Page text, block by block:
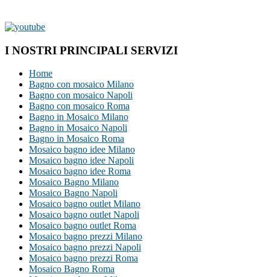
I NOSTRI PRINCIPALI SERVIZI
Home
Bagno con mosaico Milano
Bagno con mosaico Napoli
Bagno con mosaico Roma
Bagno in Mosaico Milano
Bagno in Mosaico Napoli
Bagno in Mosaico Roma
Mosaico bagno idee Milano
Mosaico bagno idee Napoli
Mosaico bagno idee Roma
Mosaico Bagno Milano
Mosaico Bagno Napoli
Mosaico bagno outlet Milano
Mosaico bagno outlet Napoli
Mosaico bagno outlet Roma
Mosaico bagno prezzi Milano
Mosaico bagno prezzi Napoli
Mosaico bagno prezzi Roma
Mosaico Bagno Roma